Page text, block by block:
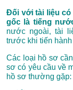
Đối với tài liệu có
gốc là tiếng
nước ngoài, tài
trước khi tiến
Các loại hồ sơ
sơ có yêu cầu về
hồ sơ thường gặp: